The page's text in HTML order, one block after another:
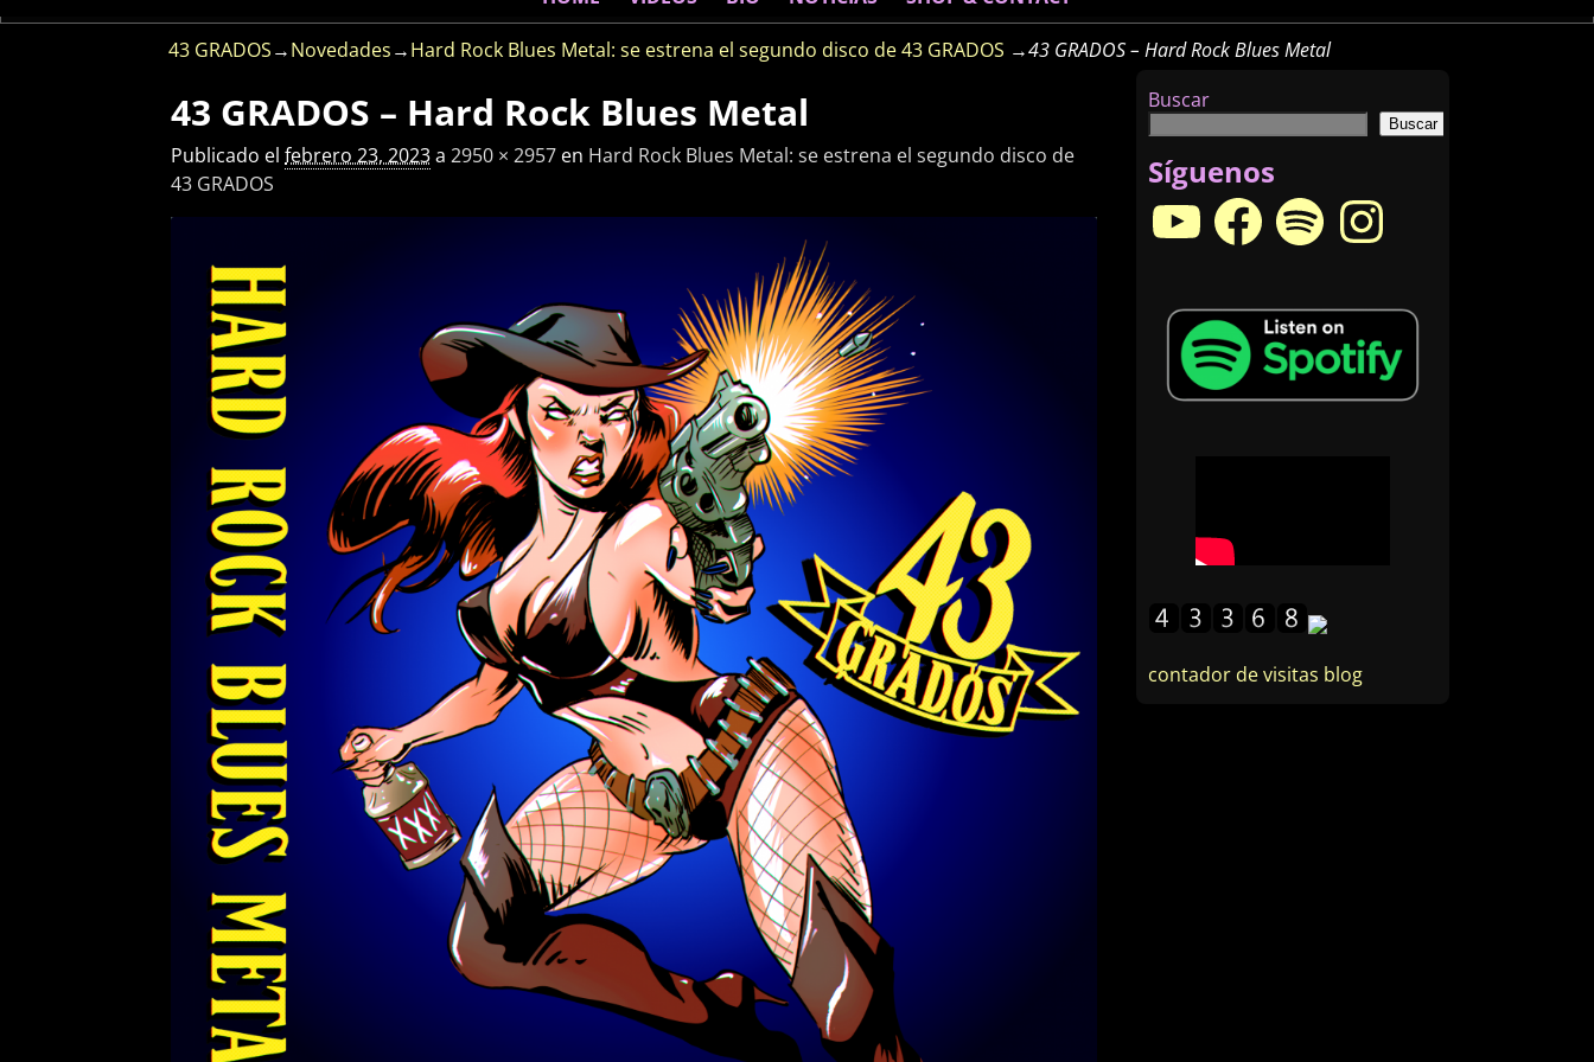
43 GRADOS→Novedades→Hard Rock Blues Metal: se estrena el segundo disco de 43 GRADOS →43 GRADOS – Hard Rock Blues Metal
Navegador de imágenes
43 GRADOS – Hard Rock Blues Metal
Publicado el febrero 23, 2023a 2950 × 2957 en Hard Rock Blues Metal: se estrena el segundo disco de
43 GRADOS
Buscar
Buscar
Síguenos
contador de visitas blog